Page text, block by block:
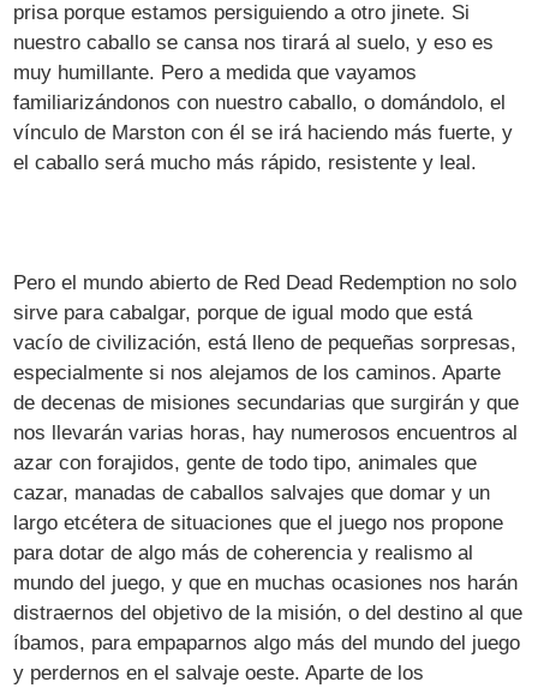
prisa porque estamos persiguiendo a otro jinete. Si
nuestro caballo se cansa nos tirará al suelo, y eso es
muy humillante. Pero a medida que vayamos
familiarizándonos con nuestro caballo, o domándolo, el
vínculo de Marston con él se irá haciendo más fuerte, y
el caballo será mucho más rápido, resistente y leal.
Pero el mundo abierto de Red Dead Redemption no solo
sirve para cabalgar, porque de igual modo que está
vacío de civilización, está lleno de pequeñas sorpresas,
especialmente si nos alejamos de los caminos. Aparte
de decenas de misiones secundarias que surgirán y que
nos llevarán varias horas, hay numerosos encuentros al
azar con forajidos, gente de todo tipo, animales que
cazar, manadas de caballos salvajes que domar y un
largo etcétera de situaciones que el juego nos propone
para dotar de algo más de coherencia y realismo al
mundo del juego, y que en muchas ocasiones nos harán
distraernos del objetivo de la misión, o del destino al que
íbamos, para empaparnos algo más del mundo del juego
y perdernos en el salvaje oeste. Aparte de los